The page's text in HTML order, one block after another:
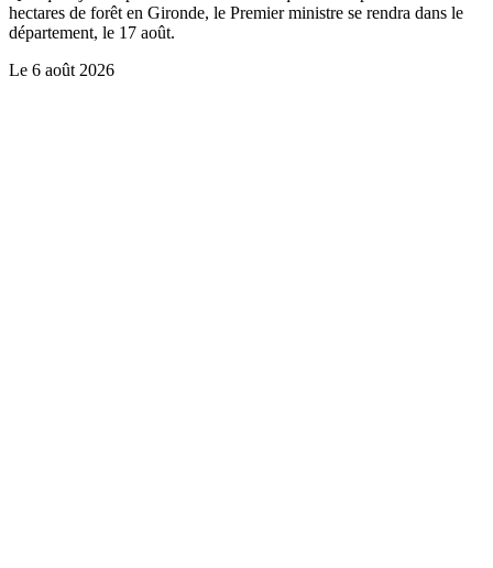
hectares de forêt en Gironde, le Premier ministre se rendra dans le
département, le 17 août.
Le 6 août 2026